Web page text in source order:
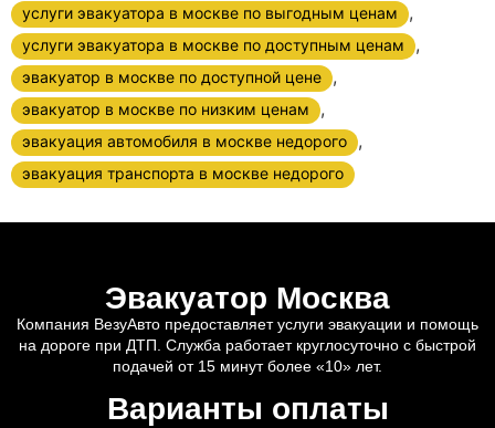
услуги эвакуатора в москве по выгодным ценам ,
услуги эвакуатора в москве по доступным ценам ,
эвакуатор в москве по доступной цене ,
эвакуатор в москве по низким ценам ,
эвакуация автомобиля в москве недорого ,
эвакуация транспорта в москве недорого
Эвакуатор Москва
Компания ВезуАвто предоставляет услуги эвакуации и помощь
на дороге при ДТП. Служба работает круглосуточно с быстрой
подачей от 15 минут более «10» лет.
Варианты оплаты